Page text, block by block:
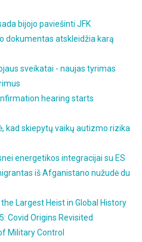
bijojo paviešinti JFK
dokumentas atskleidžia karą
sveikatai - naujas tyrimas
hearing starts
kad skiepytų vaikų autizmo rizika
energetikos integracijai su ES
iš Afganistano nužudė du
Largest Heist in Global History
Covid Origins Revisited
Military Control